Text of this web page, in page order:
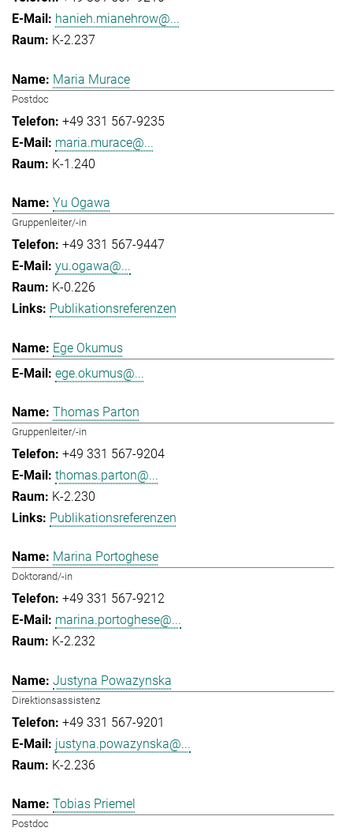
hanieh.mianehrow@...
K-2.237
Maria Murace
Postdoc
+49 331 567-9235
maria.murace@...
K-1.240
Yu Ogawa
Gruppenleiter/-in
+49 331 567-9447
yu.ogawa@...
K-0.226
Publikationsreferenzen
Ege Okumus
ege.okumus@...
Thomas Parton
Gruppenleiter/-in
+49 331 567-9204
thomas.parton@...
K-2.230
Publikationsreferenzen
Marina Portoghese
Doktorand/-in
+49 331 567-9212
marina.portoghese@...
K-2.232
Justyna Powazynska
Direktionsassistenz
+49 331 567-9201
justyna.powazynska@...
K-2.236
Tobias Priemel
Postdoc